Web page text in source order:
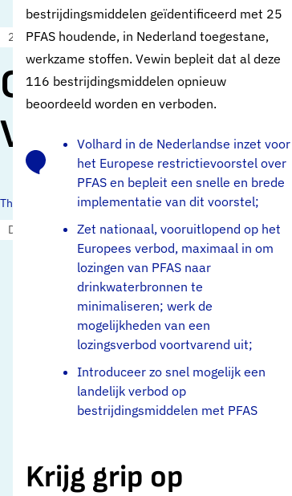
CD Externe
Veiligheid
21 mei 2026 Actueel standpunt
Thema's:
Drinkwaterbronnen en opkomende stoffen
bestrijdingsmiddelen geïdentificeerd met 25
PFAS houdende, in Nederland toegestane,
werkzame stoffen. Vewin bepleit dat al deze
116 bestrijdingsmiddelen opnieuw
beoordeeld worden en verboden.
Volhard in de Nederlandse inzet voor
het Europese restrictievoorstel over
PFAS en bepleit een snelle en brede
implementatie van dit voorstel;
Zet nationaal, vooruitlopend op het
Europees verbod, maximaal in om
lozingen van PFAS naar
drinkwaterbronnen te
minimaliseren; werk de
mogelijkheden van een
lozingsverbod voortvarend uit;
Introduceer zo snel mogelijk een
landelijk verbod op
bestrijdingsmiddelen met PFAS
Krijg grip op